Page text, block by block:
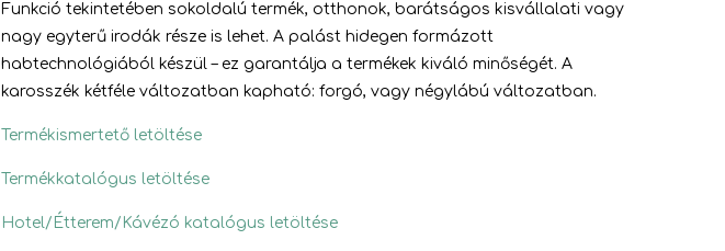
Funkció tekintetében sokoldalú termék, otthonok, barátságos kisvállalati vagy
nagy egyterű irodák része is lehet. A palást hidegen formázott
habtechnológiából készül – ez garantálja a termékek kiváló minőségét. A
karosszék kétféle változatban kapható: forgó, vagy négylábú változatban.
Termékismertető letöltése
Termékkatalógus letöltése
Hotel/Étterem/Kávézó katalógus letöltése